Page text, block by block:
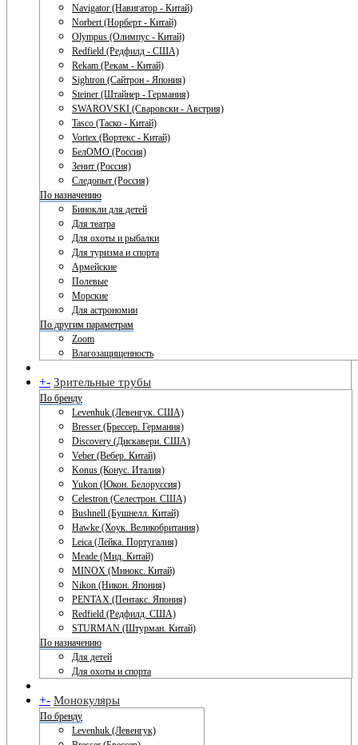
Navigator (Навигатор - Китай)
Norbert (Норберт - Китай)
Olympus (Олимпус - Китай)
Redfield (Редфилд - США)
Rekam (Рекам - Китай)
Sightron (Сайтрон - Япония)
Steiner (Штайнер - Германия)
SWAROVSKI (Сваровски - Австрия)
Tasco (Таско - Китай)
Vortex (Вортекс - Китай)
БелОМО (Россия)
Зенит (Россия)
Следопыт (Россия)
По назначению
Бинокли для детей
Для театра
Для охоты и рыбалки
Для туризма и спорта
Армейские
Полевые
Морские
Для астрономии
По другим параметрам
Zoom
Влагозащищенность
+- Зрительные трубы
По бренду
Levenhuk (Левенгук. США)
Bresser (Брессер. Германия)
Discovery (Дискавери. США)
Veber (Вебер. Китай)
Konus (Конус. Италия)
Yukon (Юкон. Белоруссия)
Celestron (Селестрон. США)
Bushnell (Бушнелл. Китай)
Hawke (Хоук. Великобритания)
Leica (Лейка. Португалия)
Meade (Мид. Китай)
MINOX (Минокс. Китай)
Nikon (Никон. Япония)
PENTAX (Пентакс. Япония)
Redfield (Редфилд. США)
STURMAN (Штурман. Китай)
По назначению
Для детей
Для охоты и спорта
+- Монокуляры
По бренду
Levenhuk (Левенгук)